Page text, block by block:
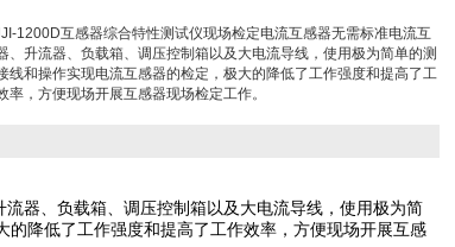
1200D互感器综合特性测试仪现场检定电流互感器无需标准电流互
、升流器、负载箱、调压控制箱以及大电流导线，使用极为简单的测
线和操作实现电流互感器的检定，极大的降低了工作强度和提高了工
率，方便现场开展互感器现场检定工作。
器、负载箱、调压控制箱以及大电流导线，使用极为简
降低了工作强度和提高了工作效率，方便现场开展互感